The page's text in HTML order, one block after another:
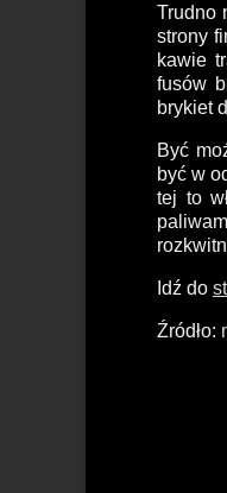
Trudno
strony
kawie
fusów
brykiet
Być
być w
tej to
Idź do
Źródło: